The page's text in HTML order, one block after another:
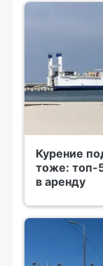
Курение
тоже: топ-
в аренду